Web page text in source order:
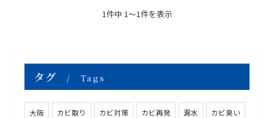
1件中 1～1件を表示
タグ Tags
大阪 カビ取り カビ対策 カビ再発 漏水 カビ臭い